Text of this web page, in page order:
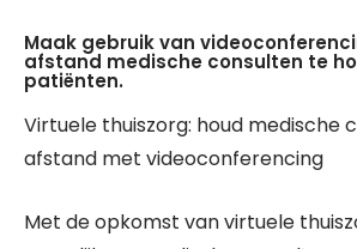
Maak gebruik van
afstand medische consulten te
patiënten.
Virtuele thuiszorg: houd medische
afstand met videoconferencing
Met de opkomst van virtuele